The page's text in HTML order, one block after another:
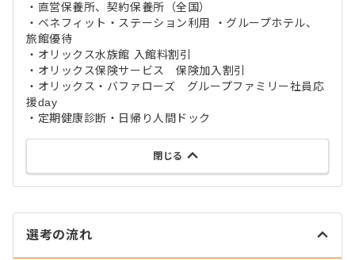
・直営保養所、契約保養所（全国）
・ベネフィット・ステーション利用 ・グループホテル、
旅館優待
・オリックス水族館 入館料割引
・オリックス保険サービス 保険加入割引
・オリックス・バファローズ グループファミリー社員応
援day
・定期健康診断・日帰り人間ドック
閉じる
選考の流れ